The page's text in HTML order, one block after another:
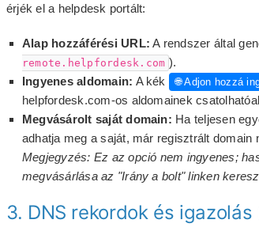
érjék el a helpdesk portált:
Alap hozzáférési URL: A rendszer által
remote.helpfordesk.com ).
Ingyenes aldomain: A kék 🌐 Adjon hozzá
helpfordesk.com-os aldomainek
Megvásárolt saját domain: Ha teljesen
adhatja meg a saját, már regisztrált domain
Megjegyzés: Ez az opció nem ingyenes;
megvásárlása az "Irány a bolt" linken
3. DNS rekordok és igazolás